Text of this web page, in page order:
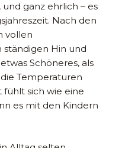
ganz ehrlich – es
Nach den
vollen
Hin und
Schöneres, als
Temperaturen
sich wie eine
es mit den Kindern